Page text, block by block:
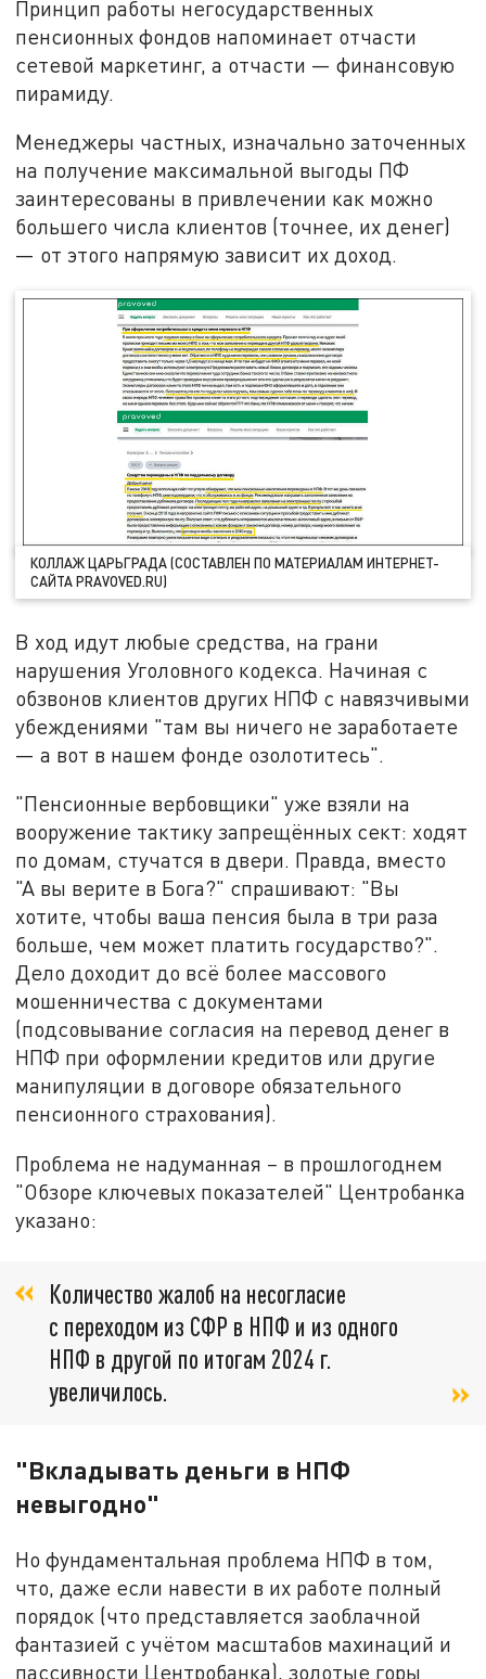
Принцип работы негосударственных
пенсионных фондов напоминает отчасти
сетевой маркетинг, а отчасти — финансовую
пирамиду.
Менеджеры частных, изначально заточенных
на получение максимальной выгоды ПФ
заинтересованы в привлечении как можно
большего числа клиентов (точнее, их денег)
— от этого напрямую зависит их доход.
КОЛЛАЖ ЦАРЬГРАДА (СОСТАВЛЕН ПО МАТЕРИАЛАМ ИНТЕРНЕТ-
САЙТА PRAVOVED.RU)
В ход идут любые средства, на грани
нарушения Уголовного кодекса. Начиная с
обзвонов клиентов других НПФ с навязчивыми
убеждениями "там вы ничего не заработаете
— а вот в нашем фонде озолотитесь".
"Пенсионные вербовщики" уже взяли на
вооружение тактику запрещённых сект: ходят
по домам, стучатся в двери. Правда, вместо
"А вы верите в Бога?" спрашивают: "Вы
хотите, чтобы ваша пенсия была в три раза
больше, чем может платить государство?".
Дело доходит до всё более массового
мошенничества с документами
(подсовывание согласия на перевод денег в
НПФ при оформлении кредитов или другие
манипуляции в договоре обязательного
пенсионного страхования).
Проблема не надуманная – в прошлогоднем
"Обзоре ключевых показателей" Центробанка
указано:
Количество жалоб на несогласие
с переходом из СФР в НПФ и из одного
НПФ в другой по итогам 2024 г.
увеличилось.
"Вкладывать деньги в НПФ
невыгодно"
Но фундаментальная проблема НПФ в том,
что, даже если навести в их работе полный
порядок (что представляется заоблачной
фантазией с учётом масштабов махинаций и
пассивности Центробанка), золотые горы